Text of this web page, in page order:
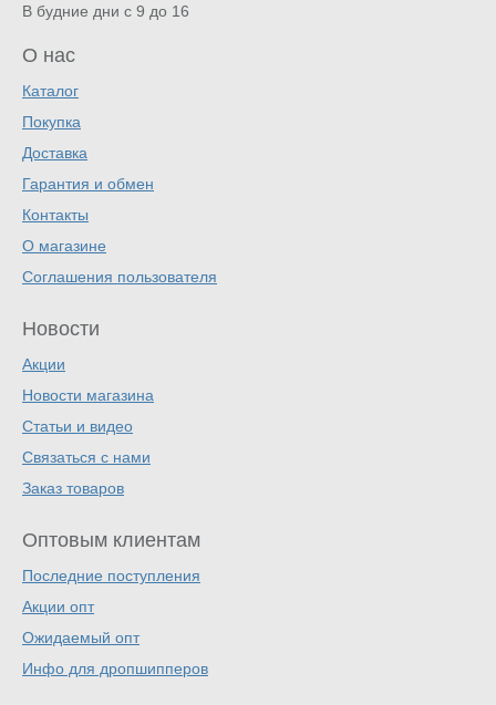
В будние дни с 9 до 16
О нас
Каталог
Покупка
Доставка
Гарантия и обмен
Контакты
О магазине
Соглашения пользователя
Новости
Акции
Новости магазина
Статьи и видео
Связаться с нами
Заказ товаров
Оптовым клиентам
Последние поступления
Акции опт
Ожидаемый опт
Инфо для дропшипперов